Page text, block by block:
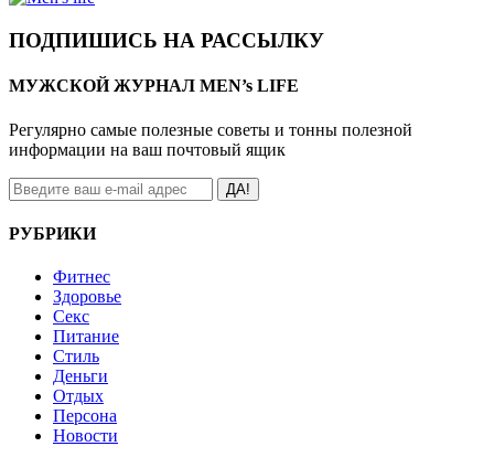
ПОДПИШИСЬ НА РАССЫЛКУ
МУЖСКОЙ ЖУРНАЛ MEN’s LIFE
Регулярно самые полезные советы и тонны полезной
информации на ваш почтовый ящик
ДА!
РУБРИКИ
Фитнес
Здоровье
Секс
Питание
Стиль
Деньги
Отдых
Персона
Новости